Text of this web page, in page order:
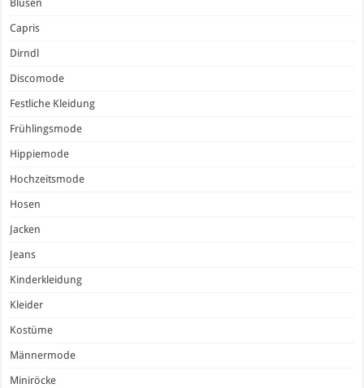
Blusen
Capris
Dirndl
Discomode
Festliche Kleidung
Frühlingsmode
Hippiemode
Hochzeitsmode
Hosen
Jacken
Jeans
Kinderkleidung
Kleider
Kostüme
Männermode
Miniröcke